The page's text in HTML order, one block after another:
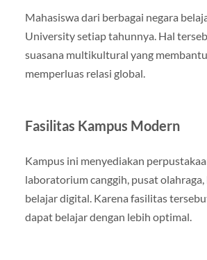
Mahasiswa dari berbagai negara
University setiap tahunnya. Hal
suasana multikultural yang
memperluas relasi global.
Fasilitas Kampus Modern
Kampus ini menyediakan
laboratorium canggih, pusat olahraga,
belajar digital. Karena fasilitas
dapat belajar dengan lebih optimal.